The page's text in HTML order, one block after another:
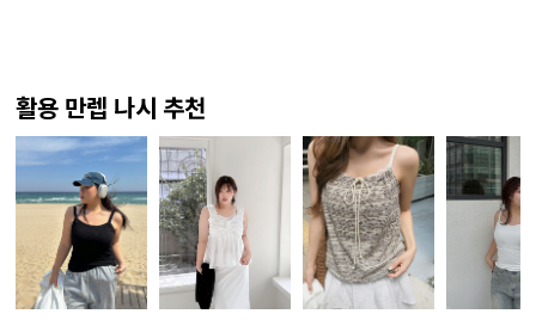
활용 만렙 나시 추천